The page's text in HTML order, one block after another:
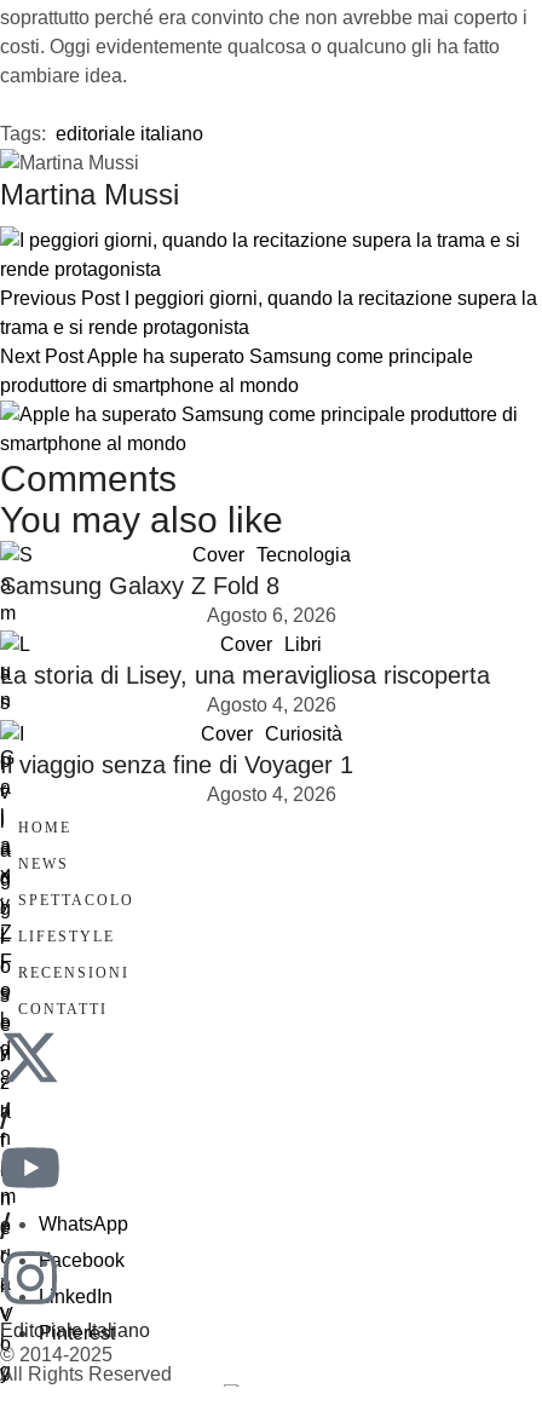
soprattutto perché era convinto che non avrebbe mai coperto i
costi. Oggi evidentemente qualcosa o qualcuno gli ha fatto
cambiare idea.
Tags: editoriale italiano
Martina Mussi
Previous Post
I peggiori giorni, quando la recitazione supera la
trama e si rende protagonista
Next PostApple ha superato Samsung come principale
produttore di smartphone al mondo
Comments
You may also like
Cover Tecnologia
Samsung Galaxy Z Fold 8
Agosto 6, 2026
Cover
Libri
La storia di Lisey, una meravigliosa riscoperta
Agosto 4, 2026
Cover
Curiosità
Il viaggio senza fine di Voyager 1
Agosto 4, 2026
HOME
NEWS
SPETTACOLO
LIFESTYLE
RECENSIONI
CONTATTI
/
/
Editoriale Italiano
© 2014-2025
All Rights Reserved
WhatsApp
Facebook
LinkedIn
Pinterest